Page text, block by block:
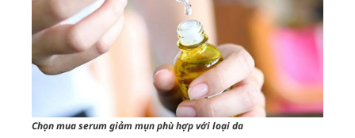
Chọn mua serum giảm mụn phù hợp với loại da